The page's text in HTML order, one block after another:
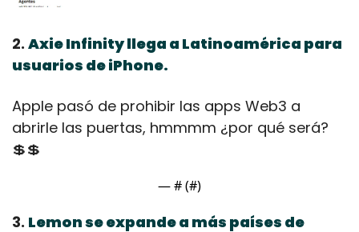
2. Axie Infinity llega a Latinoamérica para
usuarios de iPhone.
Apple pasó de prohibir las apps Web3 a
abrirle las puertas, hmmmm ¿por qué será?
💲💲
— # (#)
3. Lemon se expande a más países de